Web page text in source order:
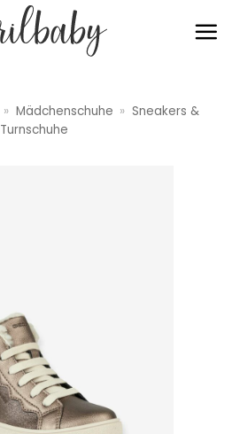
» Mädchenschuhe » Sneakers &
Turnschuhe